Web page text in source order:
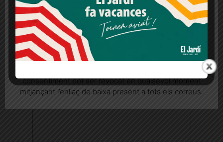
Més informació Acceptar Rebutjar tot
Quan l’usuari crea un compte al Diari el Jardí, dona el
seu consentiment explícit per rebre comunicacions
consentiment pot ser revocat en qualsevol moment
mitjançant l’enllaç de baixa present a tots els correus.